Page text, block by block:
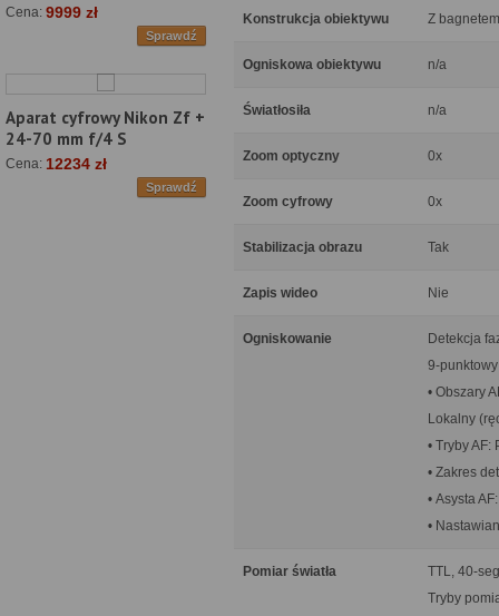
Cena: 9999 zł
Sprawdź
Aparat cyfrowy Nikon Zf +
24-70 mm f/4 S
Cena: 12234 zł
Sprawdź
Konstrukcja obiektywu Z
Ogniskowa obiektywu n/a
Światłosiła n/a
Zoom optyczny 0x
Zoom cyfrowy 0x
Stabilizacja obrazu Tak
Zapis wideo Nie
Ogniskowanie
Detekcja
9-
• Obszary
Lokalny
• Tryby AF:
• Zakres
• Asysta
•
Pomiar światła
TTL, 40-
Tryby